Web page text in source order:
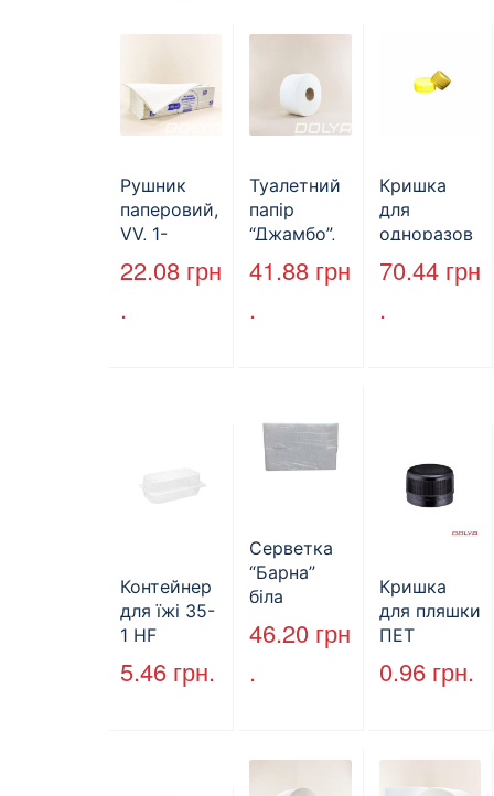
Рушник
паперовий,
VV, 1-
шаровий,
макулатура
22.08 грн
.
Туалетний
папір
“Джамбо”,
B2B
Service,
41.88 грн
.
Кришка
для
одноразов
ої пляшки,
ПЕТ,
70.44 грн
.
Контейнер
для їжі 35-
1 HF
227*127*85
мм
5.46 грн.
Серветка
“Барна”
біла
PAPERO
500 шт (6/
46.20 грн
.
Кришка
для пляшки
ПЕТ
стандарт
(КВ-28мм),
0.96 грн.